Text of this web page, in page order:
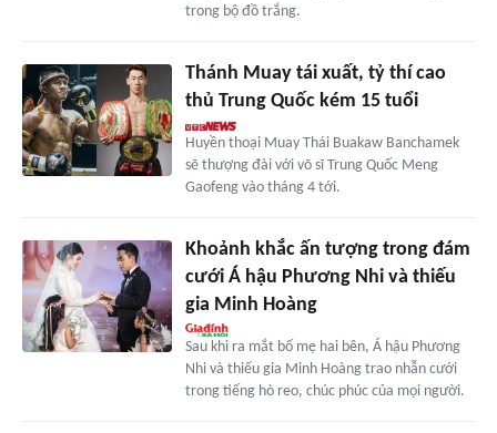
trong bộ đồ trắng.
Thánh Muay tái xuất, tỷ thí cao
thủ Trung Quốc kém 15 tuổi
Huyền thoại Muay Thái Buakaw Banchamek
sẽ thượng đài với võ sĩ Trung Quốc Meng
Gaofeng vào tháng 4 tới.
Khoảnh khắc ấn tượng trong đám
cưới Á hậu Phương Nhi và thiếu
gia Minh Hoàng
Sau khi ra mắt bố mẹ hai bên, Á hậu Phương
Nhi và thiếu gia Minh Hoàng trao nhẫn cưới
trong tiếng hò reo, chúc phúc của mọi người.